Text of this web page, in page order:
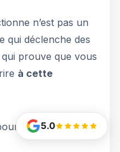
n’est pas un
qui déclenche des
qui prouve que vous
à cette
ChatGPT :
5.0